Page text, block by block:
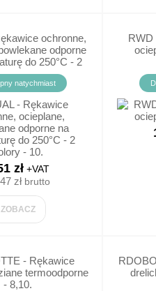
FLAGA POLSKA / UNIJNA
DO FLAG
POLSKI
ochronne,
odporne
do 250°C - 2
- 10.
natychmiast
zł +VAT
złbrutto
ZOBACZ
RWD
- Rękawice
termoodporne
- 8,10.